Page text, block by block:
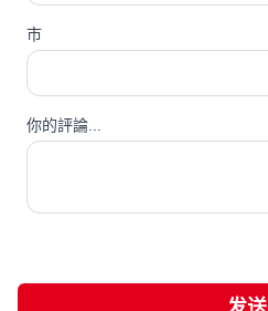
市
你的評論...